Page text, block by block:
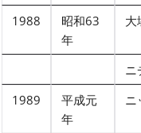
1988
昭和63
年
大
ニ
1989
平成元
年
ニ